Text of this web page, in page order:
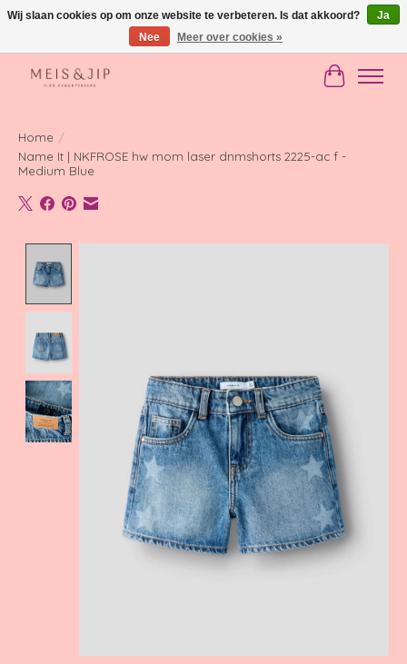
Gratis verzending in NL vanaf €150
Home /
Name It | NKFROSE hw mom laser dnmshorts 2225-ac f -
Medium Blue
Wij slaan cookies op om onze website te verbeteren. Is dat akkoord?
Ja
Nee
Meer over cookies »